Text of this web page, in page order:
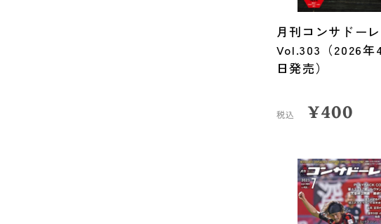
月刊コンサドー
Vol.303（2026年
日発売）
税込 ¥400